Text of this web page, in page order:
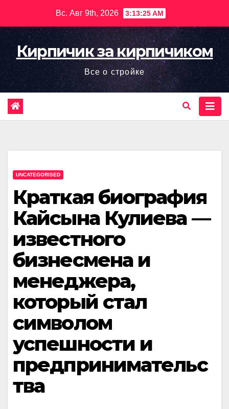
содержимому
Вс. Авг 9th, 2026 3:13:26 AM
Кирпичик за кирпичиком
Все о стройке
UNCATEGORISED
Краткая биография
Кайсына Кулиева —
известного
бизнесмена и
менеджера,
который стал
символом
успешности и
предпринимательс
тва